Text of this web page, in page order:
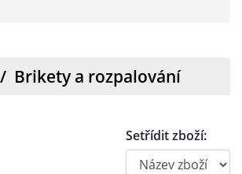
/ Brikety a rozpalování
Setřídit zboží: